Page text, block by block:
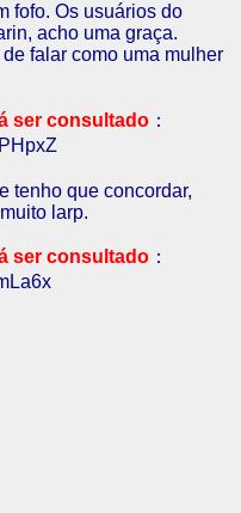
fofo. Os usuários do
acho uma graça.
falar como uma mulher
ser consultado ：
tenho que concordar,
larp.
ser consultado ：